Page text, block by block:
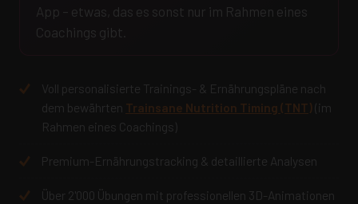
App – etwas, das es sonst nur im Rahmen eines
Coachings gibt.
Voll personalisierte Trainings- & Ernährungspläne nach
dem bewährten Trainsane Nutrition Timing (TNT) (im
Rahmen eines Coachings)
Premium-Ernährungstracking & detaillierte Analysen
Über 2'000 Übungen mit professionellen 3D-Animationen